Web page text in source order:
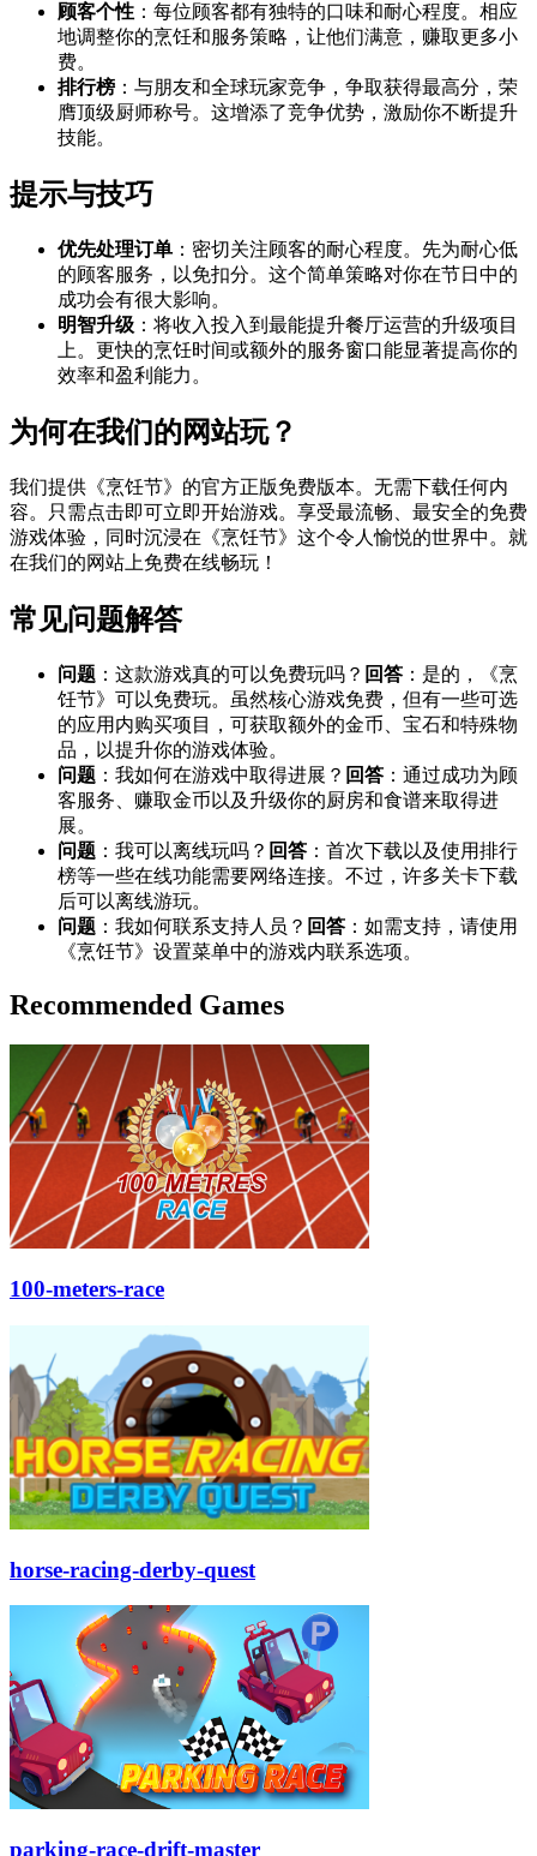
顾客个性 ：每位顾客都有独特的口味和耐心程度。相应
地调整你的烹饪和服务策略，让他们满意，赚取更多小
费。
排行榜 ：与朋友和全球玩家竞争，争取获得最高分，荣
膺顶级厨师称号。这增添了竞争优势，激励你不断提升
技能。
提示与技巧
优先处理订单 ：密切关注顾客的耐心程度。先为耐心低
的顾客服务，以免扣分。这个简单策略对你在节日中的
成功会有很大影响。
明智升级 ：将收入投入到最能提升餐厅运营的升级项目
上。更快的烹饪时间或额外的服务窗口能显著提高你的
效率和盈利能力。
为何在我们的网站玩？
我们提供《烹饪节》的官方正版免费版本。无需下载任何内
容。只需点击即可立即开始游戏。享受最流畅、最安全的免费
游戏体验，同时沉浸在《烹饪节》这个令人愉悦的世界中。就
在我们的网站上免费在线畅玩！
常见问题解答
问题 ：这款游戏真的可以免费玩吗？ 回答 ：是的，《烹
饪节》可以免费玩。虽然核心游戏免费，但有一些可选
的应用内购买项目，可获取额外的金币、宝石和特殊物
品，以提升你的游戏体验。
问题 ：我如何在游戏中取得进展？ 回答 ：通过成功为顾
客服务、赚取金币以及升级你的厨房和食谱来取得进
展。
问题 ：我可以离线玩吗？ 回答 ：首次下载以及使用排行
榜等一些在线功能需要网络连接。不过，许多关卡下载
后可以离线游玩。
问题 ：我如何联系支持人员？ 回答 ：如需支持，请使用
《烹饪节》设置菜单中的游戏内联系选项。
Recommended Games
100-meters-race
horse-racing-derby-quest
parking-race-drift-master